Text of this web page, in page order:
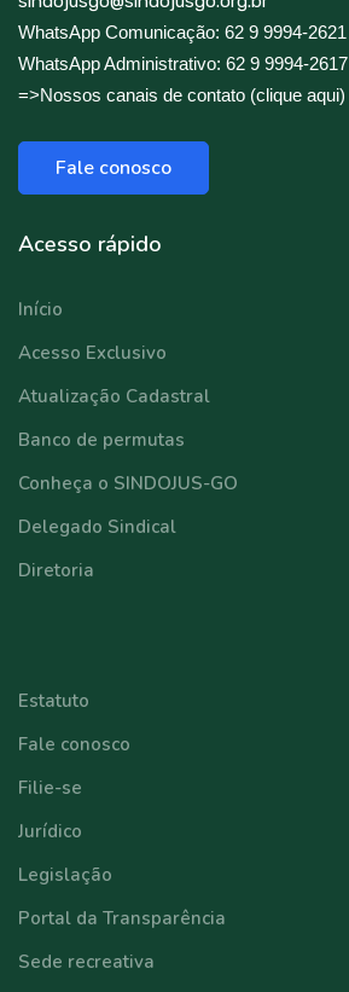
WhatsApp Comunicação: 62 9 9994-2621
WhatsApp Administrativo: 62 9 9994-2617
=>Nossos canais de contato (clique aqui)
Fale conosco
Acesso rápido
Início
Acesso Exclusivo
Atualização Cadastral
Banco de permutas
Conheça o SINDOJUS-GO
Delegado Sindical
Diretoria
Estatuto
Fale conosco
Filie-se
Jurídico
Legislação
Portal da Transparência
Sede recreativa